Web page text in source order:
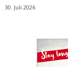
30. Juli 2026